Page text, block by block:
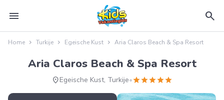
menu search
Home Turkije Egeische Kust Aria Claros Beach & Spa Resort
Aria Claros Beach & Spa Resort
location_onEgeische Kust, Turkije•starstarstarstarstar